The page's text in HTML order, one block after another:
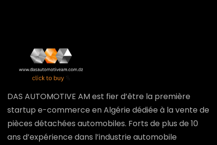
DAS AUTOMOTIVE AM est fier d’être la première
startup e-commerce en Algérie dédiée à la vente de
pièces détachées automobiles. Forts de plus de 10
ans d’expérience dans l’industrie automobile